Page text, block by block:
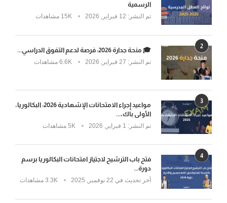
الرسمية
تم النشر: 15K مشاهدات
2 🎓 منحة جدارة 2026: فرصة لدعم التفوق الدراسي...
تم النشر: 6.6K مشاهدات
3
مواعيد إجراء الامتحانات الإشهادية 2026: البكالوريا،
الأولى باك،...
تم النشر: 5K مشاهدات
4
فتح باب الترشيح لاجتياز امتحانات البكالوريا برسم
دورة...
آخر تحديث في 3.3K مشاهدات